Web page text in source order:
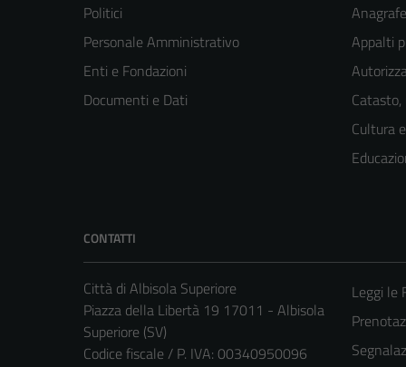
Politici
Personale Amministrativo
Enti e Fondazioni
Documenti e Dati
Appalti
Catasto,
Cultura
CONTATTI
Città di Albisola Superiore
Piazza della Libertà 19 17011 - Albisola
Superiore (SV)
Codice fiscale / P. IVA: 00340950096
Leggi le